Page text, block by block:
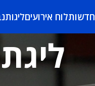
חדשותלוח אירועיםליגות